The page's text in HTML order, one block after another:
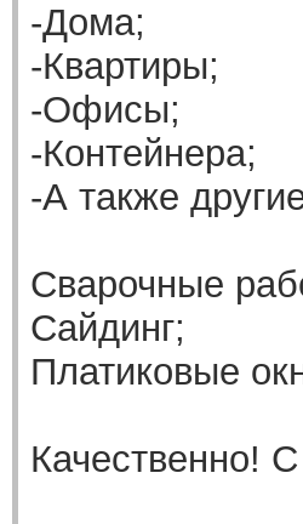
-Дома;
-Квартиры;
-Офисы;
-Контейнера;
-А также
Сварочные
Сайдинг;
Платиковые
Качественно!